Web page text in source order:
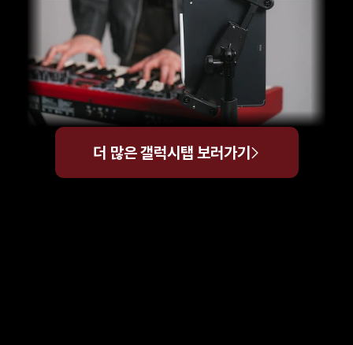
더 많은 갤럭시탭 보러가기 >